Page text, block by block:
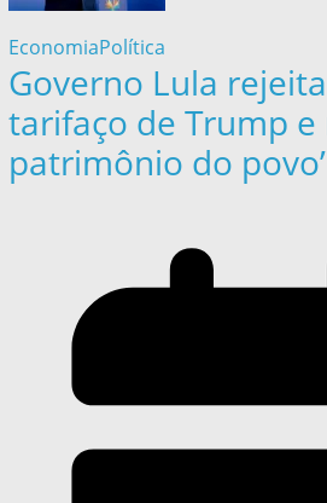
EconomiaPolítica
Governo Lula
tarifaço de Trump e
patrimônio do povo’